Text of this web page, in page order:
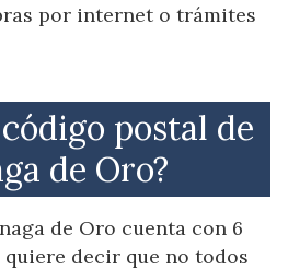
por internet o trámites
postal de
de Oro?
de Oro cuenta con 6
quiere decir que no todos